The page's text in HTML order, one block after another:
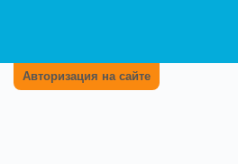
Авторизация на сайте